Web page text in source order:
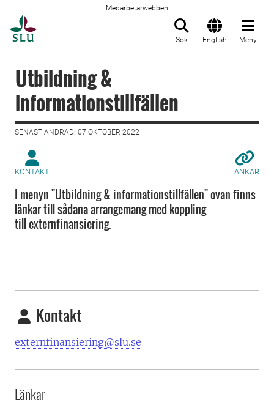
Medarbetarwebben
Sök English Meny
Utbildning &
informationstillfällen
SENAST ÄNDRAD: 07 OKTOBER 2022
KONTAKT LÄNKAR
I menyn "Utbildning & informationstillfällen" ovan finns
länkar till sådana arrangemang med koppling
till externfinansiering.
Kontakt
externfinansiering@slu.se
Länkar